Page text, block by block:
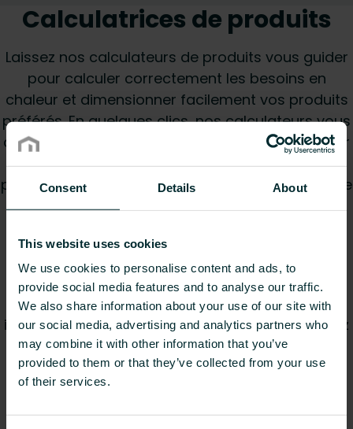
Consent Details About
This website uses cookies
We use cookies to personalise content and ads, to
provide social media features and to analyse our traffic.
We also share information about your use of our site with
our social media, advertising and analytics partners who
may combine it with other information that you’ve
provided to them or that they’ve collected from your use
of their services.
Calculatrices de produits
Laissez nos calculateurs de produits vous guider
pour calculer correctement les besoins en
chaleur et dimensionner facilement vos produits
préférés. En quelques clics, nos calculateurs vous
aideront à déterminer la taille idéale de radiateur
ou de sèche-serviettes pour n'importe quelle
pièce. Avec un produit offrant la bonne puissance
calorifique, vous créerez instantanément une
augmentant l'efficacité du système de
chauffage.
Nos calculateurs gratuits sont conçus pour être
intuitifs et faciles à utiliser, afin que vous trouviez
le produit qui correspond le mieux à vos besoins
en un rien de temps. Nous sommes là pour vous
aider. Donc, si après avoir utilisé notre
calculateur, vous avez des questions sur notre